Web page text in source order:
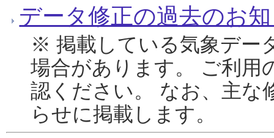
データ修正の過去のお
※ 掲載している気象デー
場合があります。 ご利用
認ください。 なお、主な
らせに掲載します。